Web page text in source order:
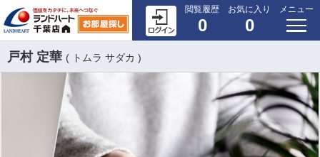
閲覧履歴
0
お気に入り
0
メニュー
戸村 定華 ( トムラ サダカ )